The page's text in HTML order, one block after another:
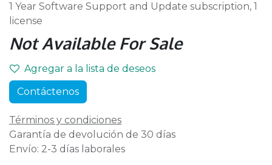
1 Year Software Support and Update subscription, 1
license
Not Available For Sale
Agregar a la lista de deseos
Contáctenos
Términos y condiciones
Garantía de devolución de 30 días
Envío: 2-3 días laborales